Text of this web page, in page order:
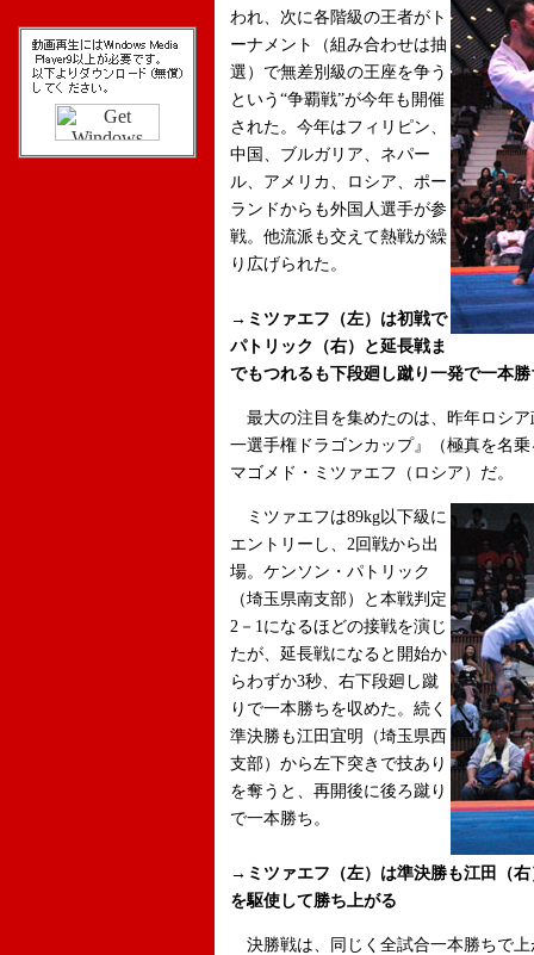
われ、次に各階級の王者がト
ーナメント（組み合わせは抽
選）で無差別級の王座を争う
という“争覇戦”が今年も開催
された。今年はフィリピン、
中国、ブルガリア、ネパー
ル、アメリカ、ロシア、ポー
ランドからも外国人選手が参
戦。他流派も交えて熱戦が繰
り広げられた。
→ミツァエフ（左）は初戦で
パトリック（右）と延長戦ま
でもつれるも下段廻し蹴り一発で一本勝
最大の注目を集めたのは、昨年ロシ
一選手権ドラゴンカップ』（極真を名
マゴメド・ミツァエフ（ロシア）だ。
ミツァエフは89kg以下級に
エントリーし、2回戦から出
場。ケンソン・パトリック
（埼玉県南支部）と本戦判定
2－1になるほどの接戦を演じ
たが、延長戦になると開始か
らわずか3秒、右下段廻し蹴
りで一本勝ちを収めた。続く
準決勝も江田宜明（埼玉県西
支部）から左下突きで技あり
を奪うと、再開後に後ろ蹴り
で一本勝ち。
→ミツァエフ（左）は準決勝も江田（
を駆使して勝ち上がる
決勝戦は、同じく全試合一本勝ちで